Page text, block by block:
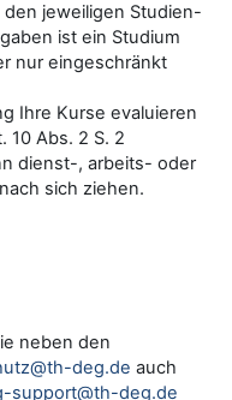
jeweiligen Studien-
ist ein Studium
nur eingeschränkt
Ihre Kurse evaluieren
10 Abs. 2 S. 2
dienst-, arbeits- oder
sich ziehen.
neben den
deg.de auch
support@th-deg.de